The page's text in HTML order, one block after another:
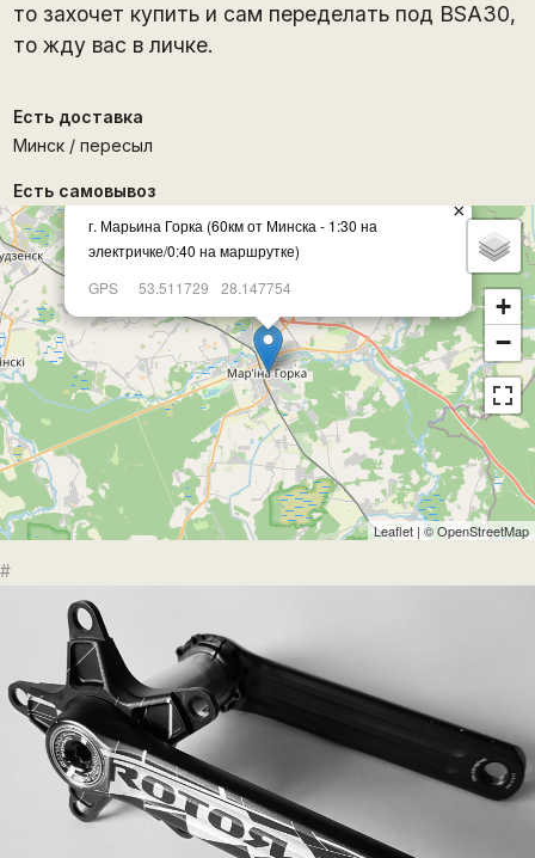
то захочет купить и сам переделать под BSA30,
то жду вас в личке.
Есть доставка
Минск / пересыл
Есть самовывоз
г. Марьина Горка (60км от Минска - 1:30 на
электричке/0:40 на маршрутке)
GPS
53.511729 28.147754
×
+
−
Leaflet | ©OpenStreetMap
#